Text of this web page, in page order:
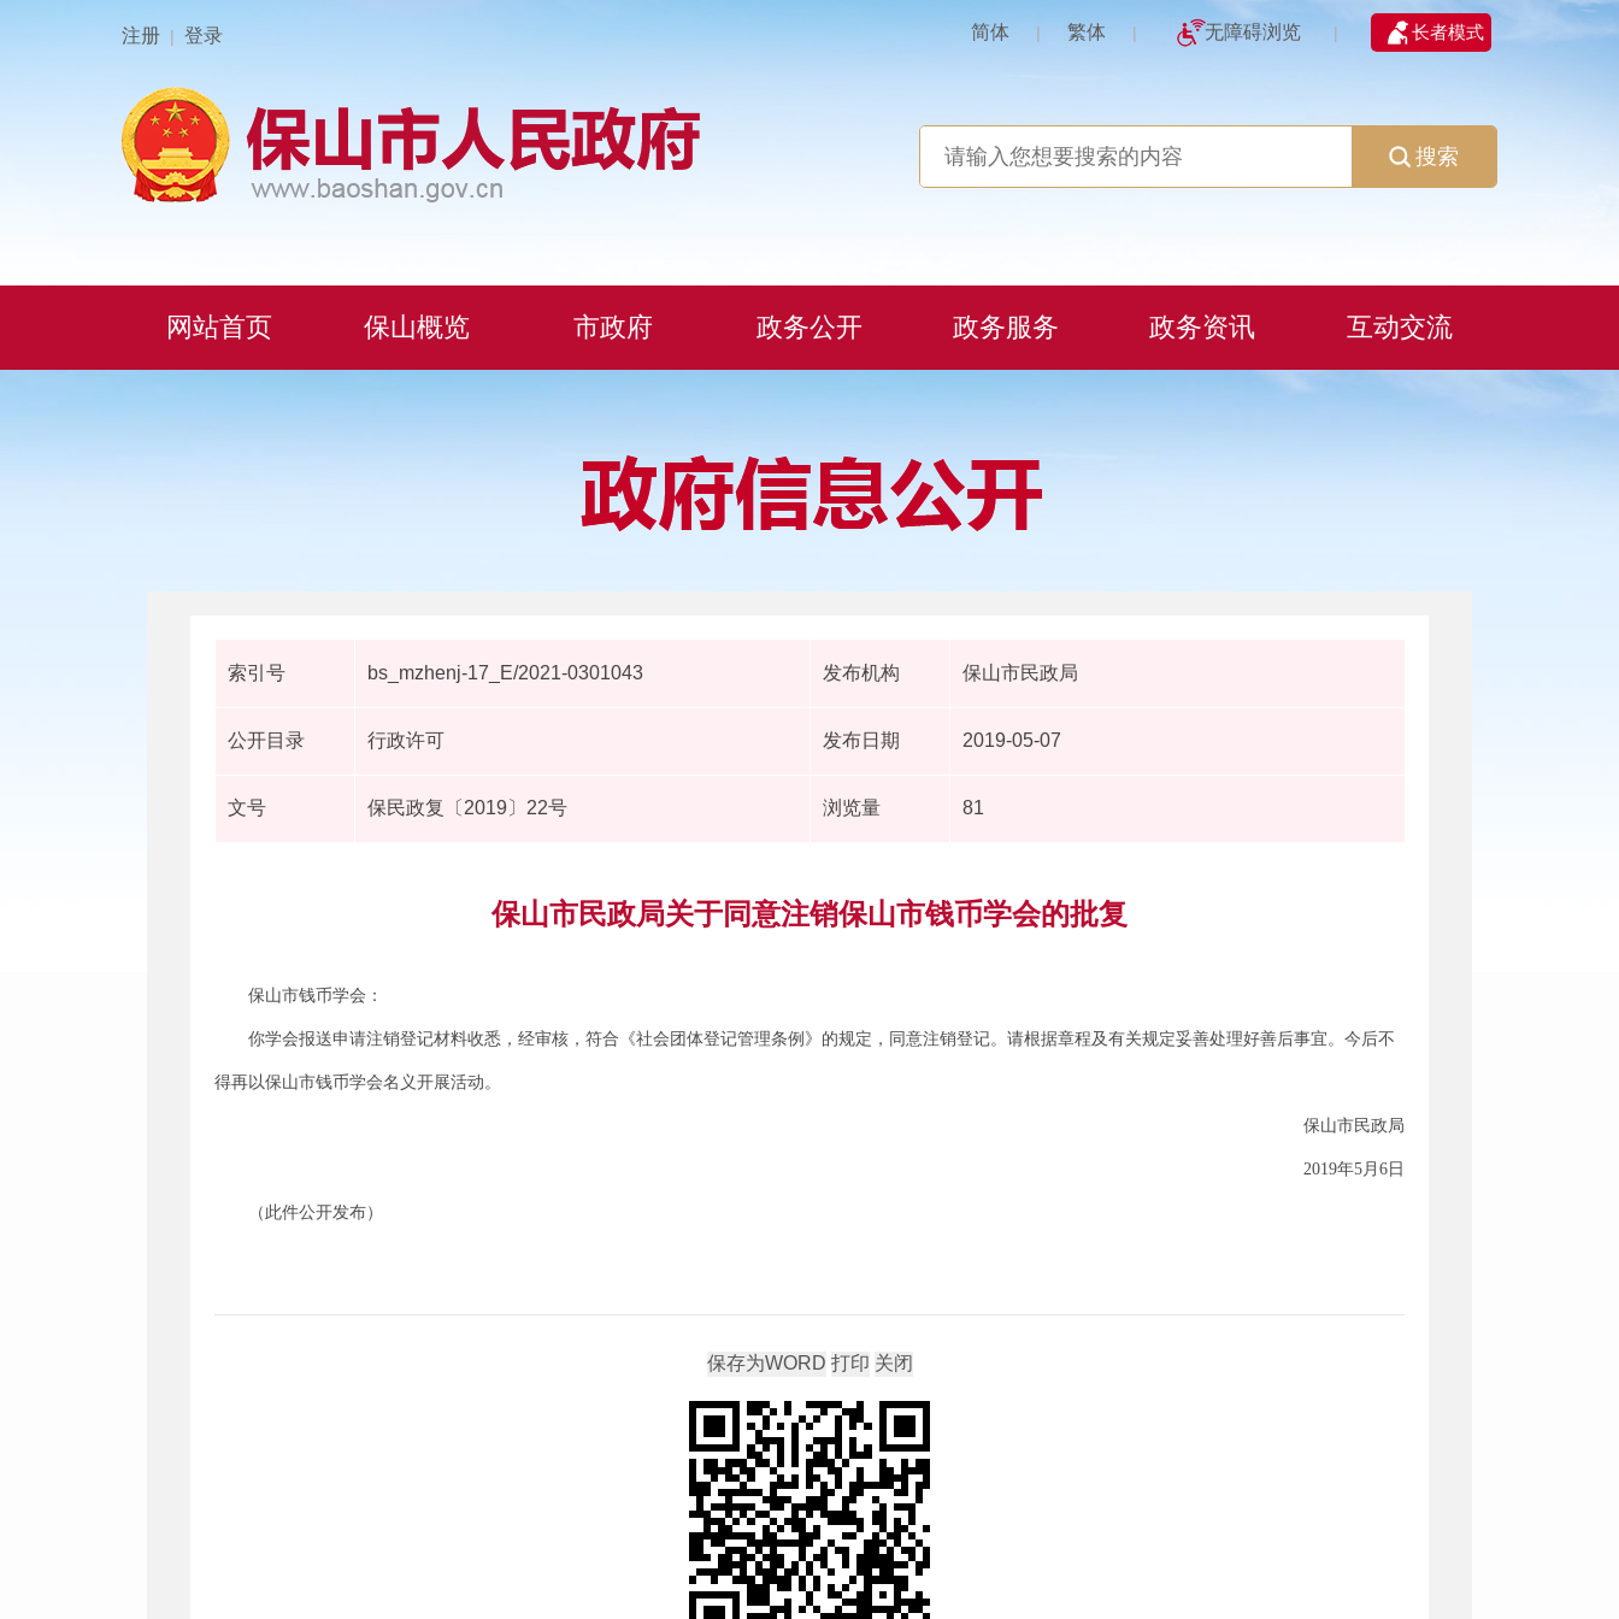
注册 | 登录 简体 | 繁体 | 无障碍浏览 | 长者模式
搜索
网站首页 保山概览 市政府 政务公开 政务服务 政务资讯 互动交流
索引号 bs_mzhenj-17_E/2021-0301043 发布机构 保山市民政局
公开目录 行政许可 发布日期 2019-05-07
文号 保民政复〔2019〕22号 浏览量 81
保山市民政局关于同意注销保山市钱币学会的批复
保山市钱币学会：
你学会报送申请注销登记材料收悉，经审核，符合《社会团体登记管理条例》的规定，同意注销登记。请根据章程及有关规定妥善处理好善后事宜。今后不
得再以保山市钱币学会名义开展活动。
保山市民政局
2019年5月6日
（此件公开发布）